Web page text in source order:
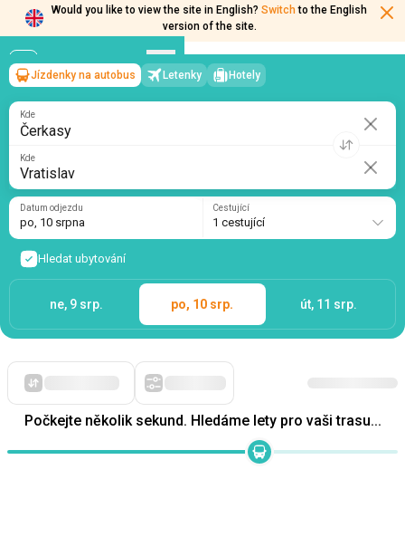
Would you like to view the site in English? Switch to the English
version of the site.
Čerkasy
Jízdenky na autobus Letenky Hotely
Kde
Datum odjezdu
po, 10 srpna
Hledat ubytování
Počkejte několik sekund. Hledáme lety pro vaši trasu...